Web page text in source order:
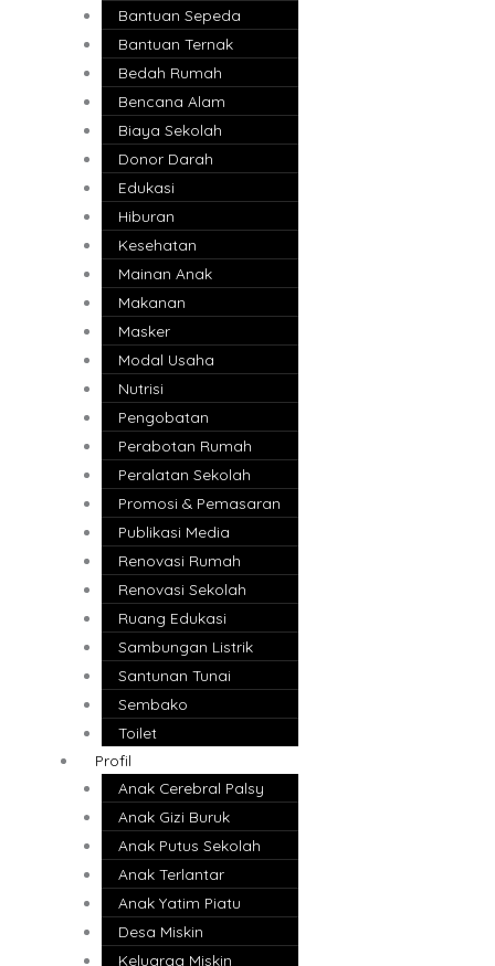
Bantuan Sepeda
Bantuan Ternak
Bedah Rumah
Bencana Alam
Biaya Sekolah
Donor Darah
Edukasi
Hiburan
Kesehatan
Mainan Anak
Makanan
Masker
Modal Usaha
Nutrisi
Pengobatan
Perabotan Rumah
Peralatan Sekolah
Promosi & Pemasaran
Publikasi Media
Renovasi Rumah
Renovasi Sekolah
Ruang Edukasi
Sambungan Listrik
Santunan Tunai
Sembako
Toilet
Profil
Anak Cerebral Palsy
Anak Gizi Buruk
Anak Putus Sekolah
Anak Terlantar
Anak Yatim Piatu
Desa Miskin
Keluarga Miskin